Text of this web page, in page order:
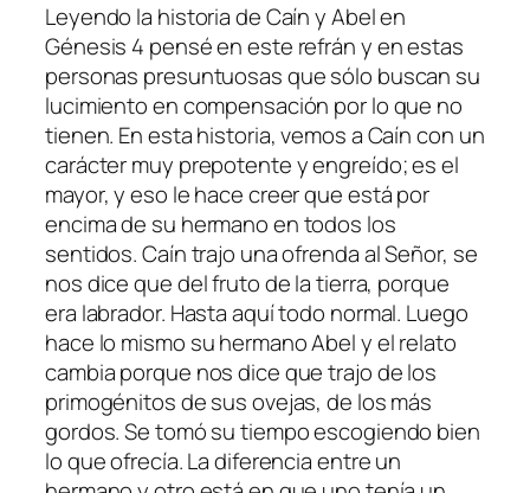
Leyendo la historia de Caín y Abel en
Génesis 4 pensé en este refrán y en estas
personas presuntuosas que sólo buscan su
lucimiento en compensación por lo que no
tienen. En esta historia, vemos a Caín con un
carácter muy prepotente y engreído; es el
mayor, y eso le hace creer que está por
encima de su hermano en todos los
sentidos. Caín trajo una ofrenda al Señor, se
nos dice que del fruto de la tierra, porque
era labrador. Hasta aquí todo normal. Luego
hace lo mismo su hermano Abel y el relato
cambia porque nos dice que trajo de los
primogénitos de sus ovejas, de los más
gordos. Se tomó su tiempo escogiendo bien
lo que ofrecía. La diferencia entre un